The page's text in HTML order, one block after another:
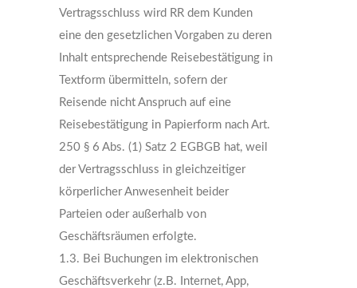
Vertragsschluss wird RR dem Kunden
eine den gesetzlichen Vorgaben zu deren
Inhalt entsprechende Reisebestätigung in
Textform übermitteln, sofern der
Reisende nicht Anspruch auf eine
Reisebestätigung in Papierform nach Art.
250 § 6 Abs. (1) Satz 2 EGBGB hat, weil
der Vertragsschluss in gleichzeitiger
körperlicher Anwesenheit beider
Parteien oder außerhalb von
Geschäftsräumen erfolgte.
1.3. Bei Buchungen im elektronischen
Geschäftsverkehr (z.B. Internet, App,